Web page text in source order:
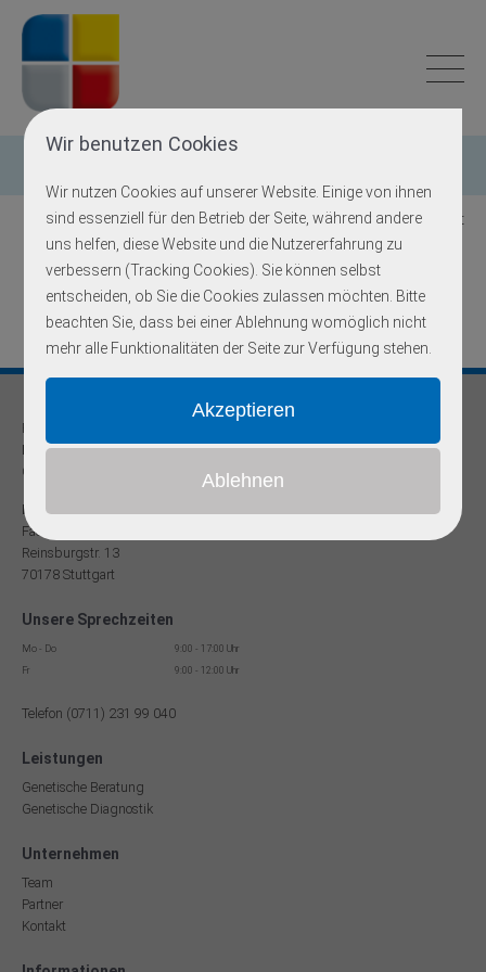
Wir benutzen Cookies
Wir nutzen Cookies auf unserer Website. Einige von ihnen
sind essenziell für den Betrieb der Seite, während andere
uns helfen, diese Website und die Nutzererfahrung zu
verbessern (Tracking Cookies). Sie können selbst
entscheiden, ob Sie die Cookies zulassen möchten. Bitte
beachten Sie, dass bei einer Ablehnung womöglich nicht
mehr alle Funktionalitäten der Seite zur Verfügung stehen.
Zurück zur Übersicht
KRT1
Praxis für
Humangenetik und Prävention
Onkogenetische Schwerpunktpraxis
Dr. med Robert Hering
Facharzt für Humangenetik
Reinsburgstr. 13
70178 Stuttgart
Unsere Sprechzeiten
Mo - Do
9:00 - 17:00 Uhr
Fr
9:00 - 12:00 Uhr
Telefon (0711) 231 99 040
Leistungen
Genetische Beratung
Genetische Diagnostik
Unternehmen
Team
Partner
Kontakt